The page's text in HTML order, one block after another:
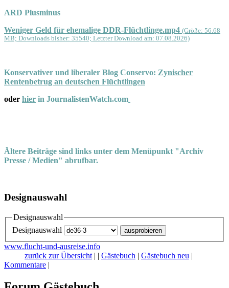
ARD Plusminus
Weniger Geld für ehemalige DDR-Flüchtlinge.mp4 (Größe: 56.68
MB; Downloads bisher: 35540; Letzter Download am: 07.08.2026)
Konservativer und liberaler Blog Conservo: Zynischer
Rentenbetrug an deutschen Flüchtlingen
oder hier in JournalistenWatch.com
Ältere Beiträge sind links unter dem Menüpunkt "Archiv
Presse / Medien" abrufbar.
Designauswahl
Designauswahl
Designauswahl
www.flucht-und-ausreise.info
zurück zur Übersicht | | Gästebuch | Gästebuch neu |
Kommentare |